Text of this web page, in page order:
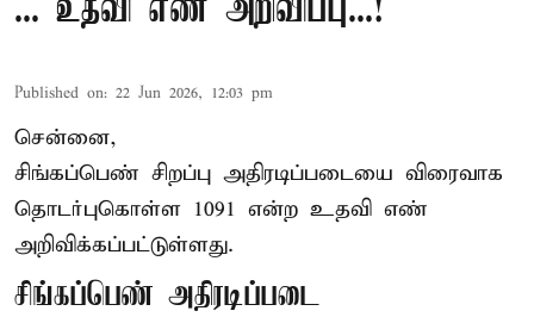
... உதவி எண் அறிவிப்பு...!
Published on: 22 Jun 2026, 12:03 pm
சென்னை,
சிங்கப்பெண் சிறப்பு அதிரடிப்படையை விரைவாக
தொடர்புகொள்ள 1091 என்ற உதவி எண்
அறிவிக்கப்பட்டுள்ளது.
சிங்கப்பெண் அதிரடிப்படை